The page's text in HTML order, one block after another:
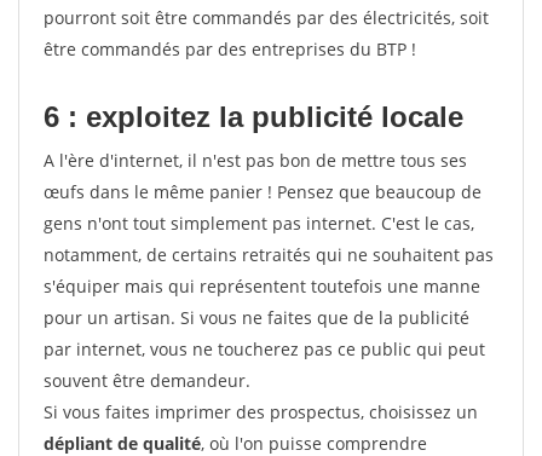
pourront soit être commandés par des électricités, soit
être commandés par des entreprises du BTP !
6 : exploitez la publicité locale
A l'ère d'internet, il n'est pas bon de mettre tous ses
œufs dans le même panier ! Pensez que beaucoup de
gens n'ont tout simplement pas internet. C'est le cas,
notamment, de certains retraités qui ne souhaitent pas
s'équiper mais qui représentent toutefois une manne
pour un artisan. Si vous ne faites que de la publicité
par internet, vous ne toucherez pas ce public qui peut
souvent être demandeur.
Si vous faites imprimer des prospectus, choisissez un
dépliant de qualité, où l'on puisse comprendre